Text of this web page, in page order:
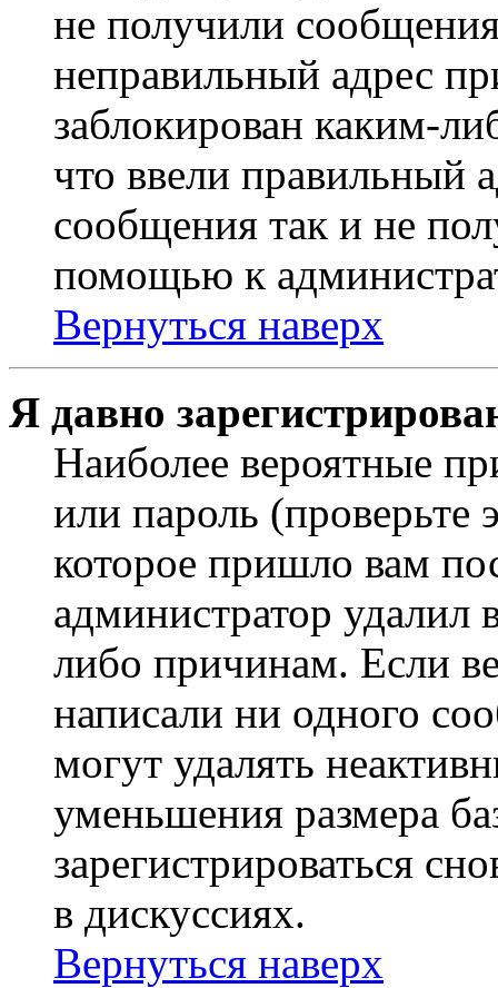
не получили
неправильный адрес
заблокирован каким-
что ввели правильный
сообщения так и не
помощью к
Вернуться наверх
Я давно
Наиболее вероятные
или пароль (проверьте
которое пришло вам
администратор
либо причинам. Если
написали ни одного
могут удалять
уменьшения размера
зарегистрироваться
в дискуссиях.
Вернуться наверх